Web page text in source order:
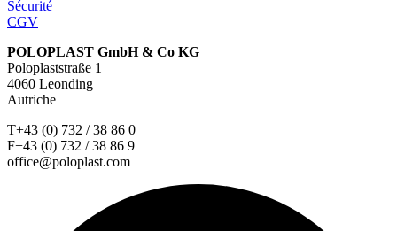
Sécurité
CGV
POLOPLAST GmbH & Co KG
Poloplaststraße 1
4060 Leonding
Autriche
T+43 (0) 732 / 38 86 0
F+43 (0) 732 / 38 86 9
office@poloplast.com